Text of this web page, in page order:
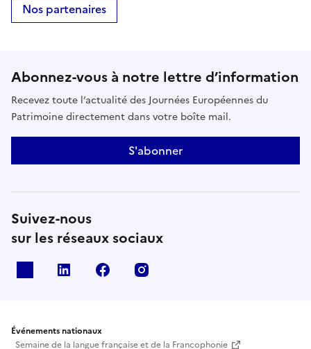
Nos partenaires
Abonnez-vous à notre lettre d’information
Recevez toute l’actualité des Journées Européennes du
Patrimoine directement dans votre boîte mail.
S'abonner
Suivez-nous
sur les réseaux sociaux
Linkedin Facebook
Événements nationaux
Semaine de la langue française et de la Francophonie